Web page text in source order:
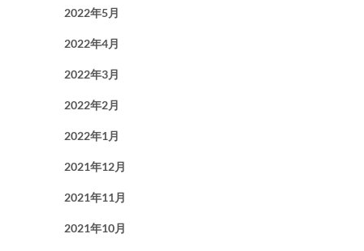
2022年5月
2022年4月
2022年3月
2022年2月
2022年1月
2021年12月
2021年11月
2021年10月